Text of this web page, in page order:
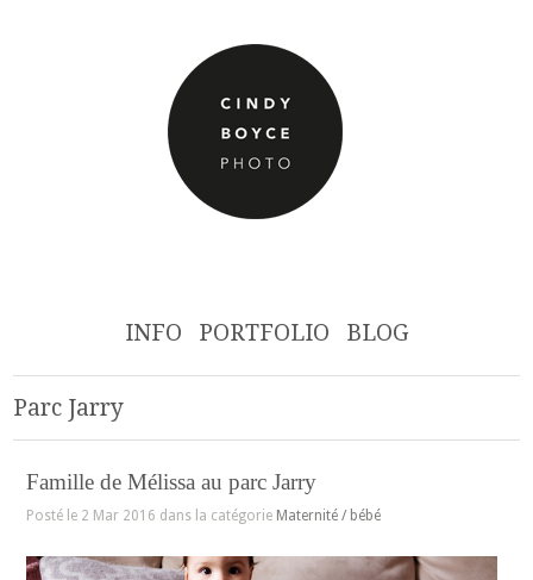
INFO PORTFOLIO BLOG
Parc Jarry
Famille de Mélissa au parc Jarry
Posté le 2 Mar 2016 dans la catégorie Maternité / bébé